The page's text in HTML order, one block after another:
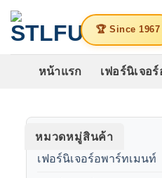
ข้าม
ไป
🏆 Since 1967
หน้าแรก เฟอร์นิเจอ
หมวดหมู่สินค้า
เฟอร์นิเจอร์อพาร์ทเมนท์